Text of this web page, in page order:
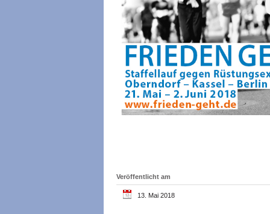
Veröffentlicht am
13. Mai 2018